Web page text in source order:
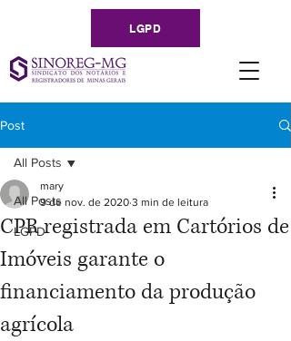
LGPD
Post
All Posts
LGPD
All Posts
CPR registrada em Cartórios de
Imóveis garante o
financiamento da produção
agrícola
mary
9 de nov. de 2020 3 min de leitura